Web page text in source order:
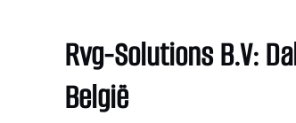
Rvg-Solutions B.V:
België